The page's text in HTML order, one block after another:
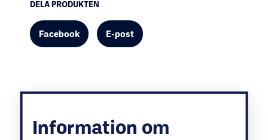
DELA PRODUKTEN
Facebook E-post
Relaterade produkter
Information om